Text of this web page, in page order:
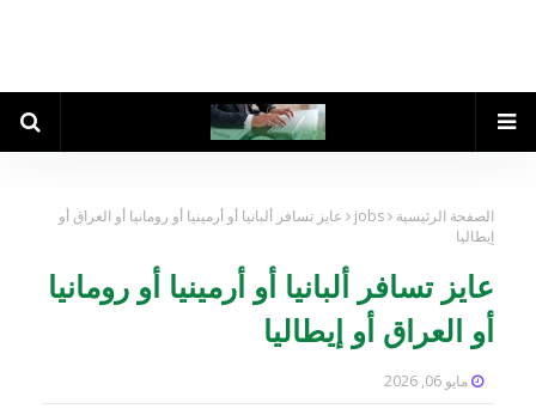
الصفحة الرئيسية jobs
عايز تسافر ألبانيا أو أرمينيا أو رومانيا أو العراق أو
إيطاليا
عايز تسافر ألبانيا أو أرمينيا أو رومانيا
أو العراق أو إيطاليا
مايو 06, 2026